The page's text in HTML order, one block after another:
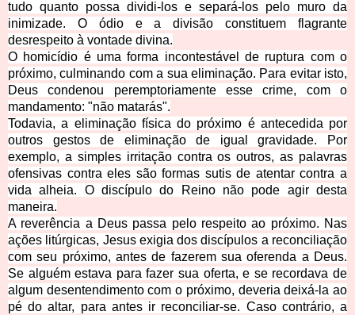
tudo quanto possa dividi-los e separá-los pelo muro da
inimizade. O ódio e a divisão constituem flagrante
desrespeito à vontade divina.
O homicídio é uma forma incontestável de ruptura com o
próximo, culminando com a sua eliminação. Para evitar isto,
Deus condenou peremptoriamente esse crime, com o
mandamento: "não matarás".
Todavia, a eliminação física do próximo é antecedida por
outros gestos de eliminação de igual gravidade. Por
exemplo, a simples irritação contra os outros, as palavras
ofensivas contra eles são formas sutis de atentar contra a
vida alheia. O discípulo do Reino não pode agir desta
maneira.
A reverência a Deus passa pelo respeito ao próximo. Nas
ações litúrgicas, Jesus exigia dos discípulos a reconciliação
com seu próximo, antes de fazerem sua oferenda a Deus.
Se alguém estava para fazer sua oferta, e se recordava de
algum desentendimento com o próximo, deveria deixá-la ao
pé do altar, para antes ir reconciliar-se. Caso contrário, a